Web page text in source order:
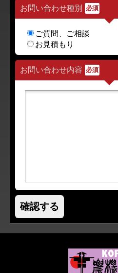
お問い合わせ種別 必須
ご質問、ご相談
お見積もり
お問い合わせ内容 必須